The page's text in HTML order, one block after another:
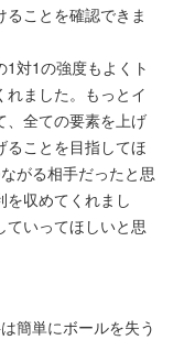
ことを確認できま
対1の強度もよくト
ました。もっとイ
、全ての要素を上げ
ることを目指してほ
がる相手だったと思
を収めてくれまし
ていってほしいと思
簡単にボールを失う